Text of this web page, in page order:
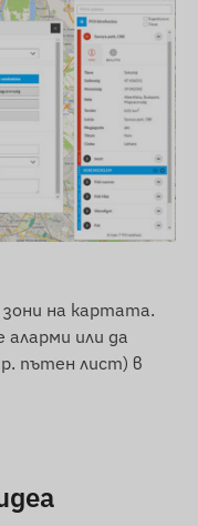
В някои
определени
спиране на 2G
Ако търсите
за
да
4G (LTE)
по-добро
данните и
Моля,
си
продуктите
от
на картата.
или да
пътен лист) в